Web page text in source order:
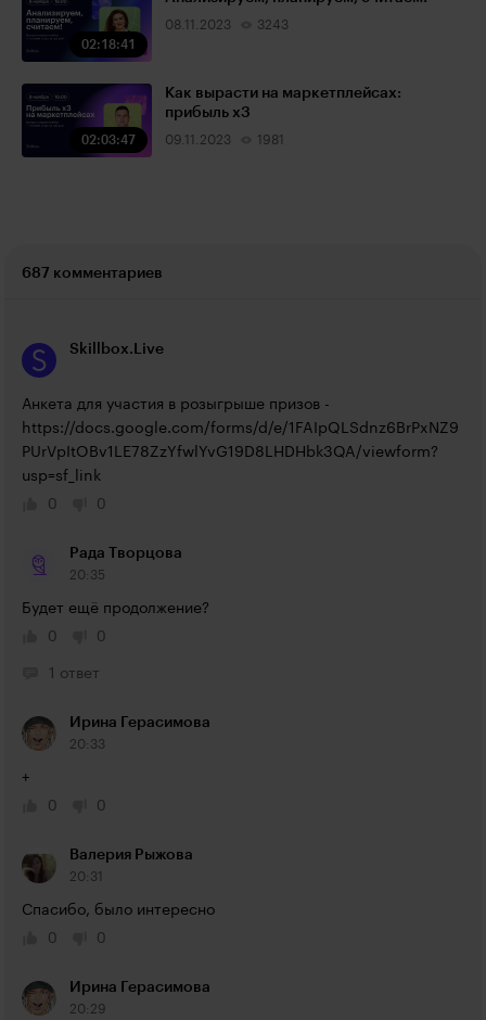
02:18:41
08.11.2023 3243
02:03:47
Как вырасти на маркетплейсах:
прибыль х3
09.11.2023 1981
687 комментариев
Skillbox.Live
https://docs.google.com/forms/d/e/1FAIpQLSdnz6BrPxNZ9
PUrVpItOBv1LE78ZzYfwlYvG19D8LHDHbk3QA/viewform?
usp=sf_link
0
0
Рада Творцова
20:35
Будет ещё продолжение?
0
0
1 ответ
Ирина Герасимова
20:33
+
0
0
Валерия Рыжова
20:31
Спасибо, было интересно
0
0
Ирина Герасимова
20:29